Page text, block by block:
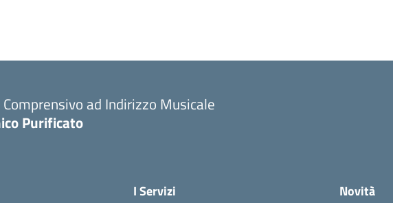
ad Indirizzo Musicale
Purificato
I Servizi Novità